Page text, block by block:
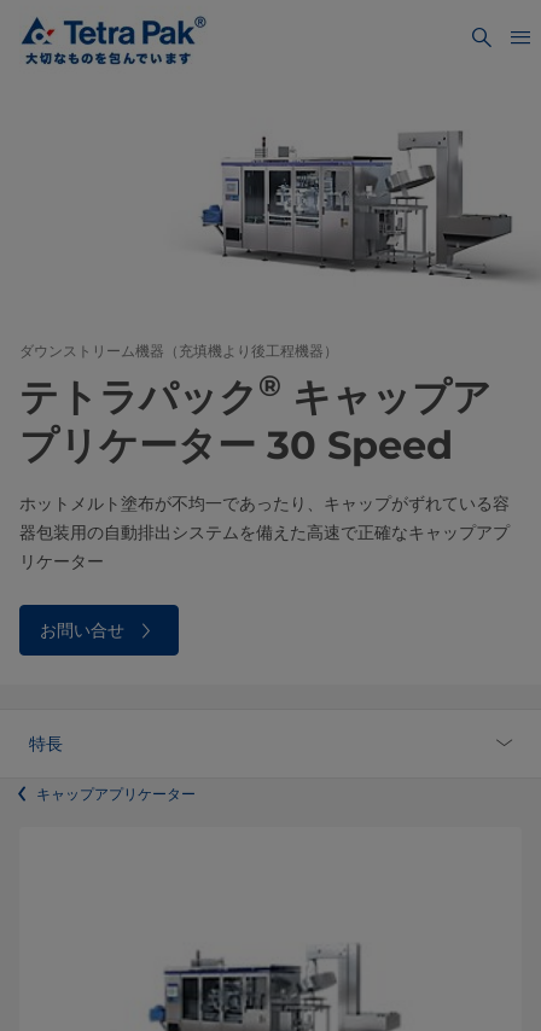
ダウンストリーム機器（充填機より後工程機器）
テトラパック ® キャップア
プリケーター 30 Speed
ホットメルト塗布が不均一であったり、キャップがずれている容
器包装用の自動排出システムを備えた高速で正確なキャップアプ
リケーター
お問い合せ
特長
キャップアプリケーター